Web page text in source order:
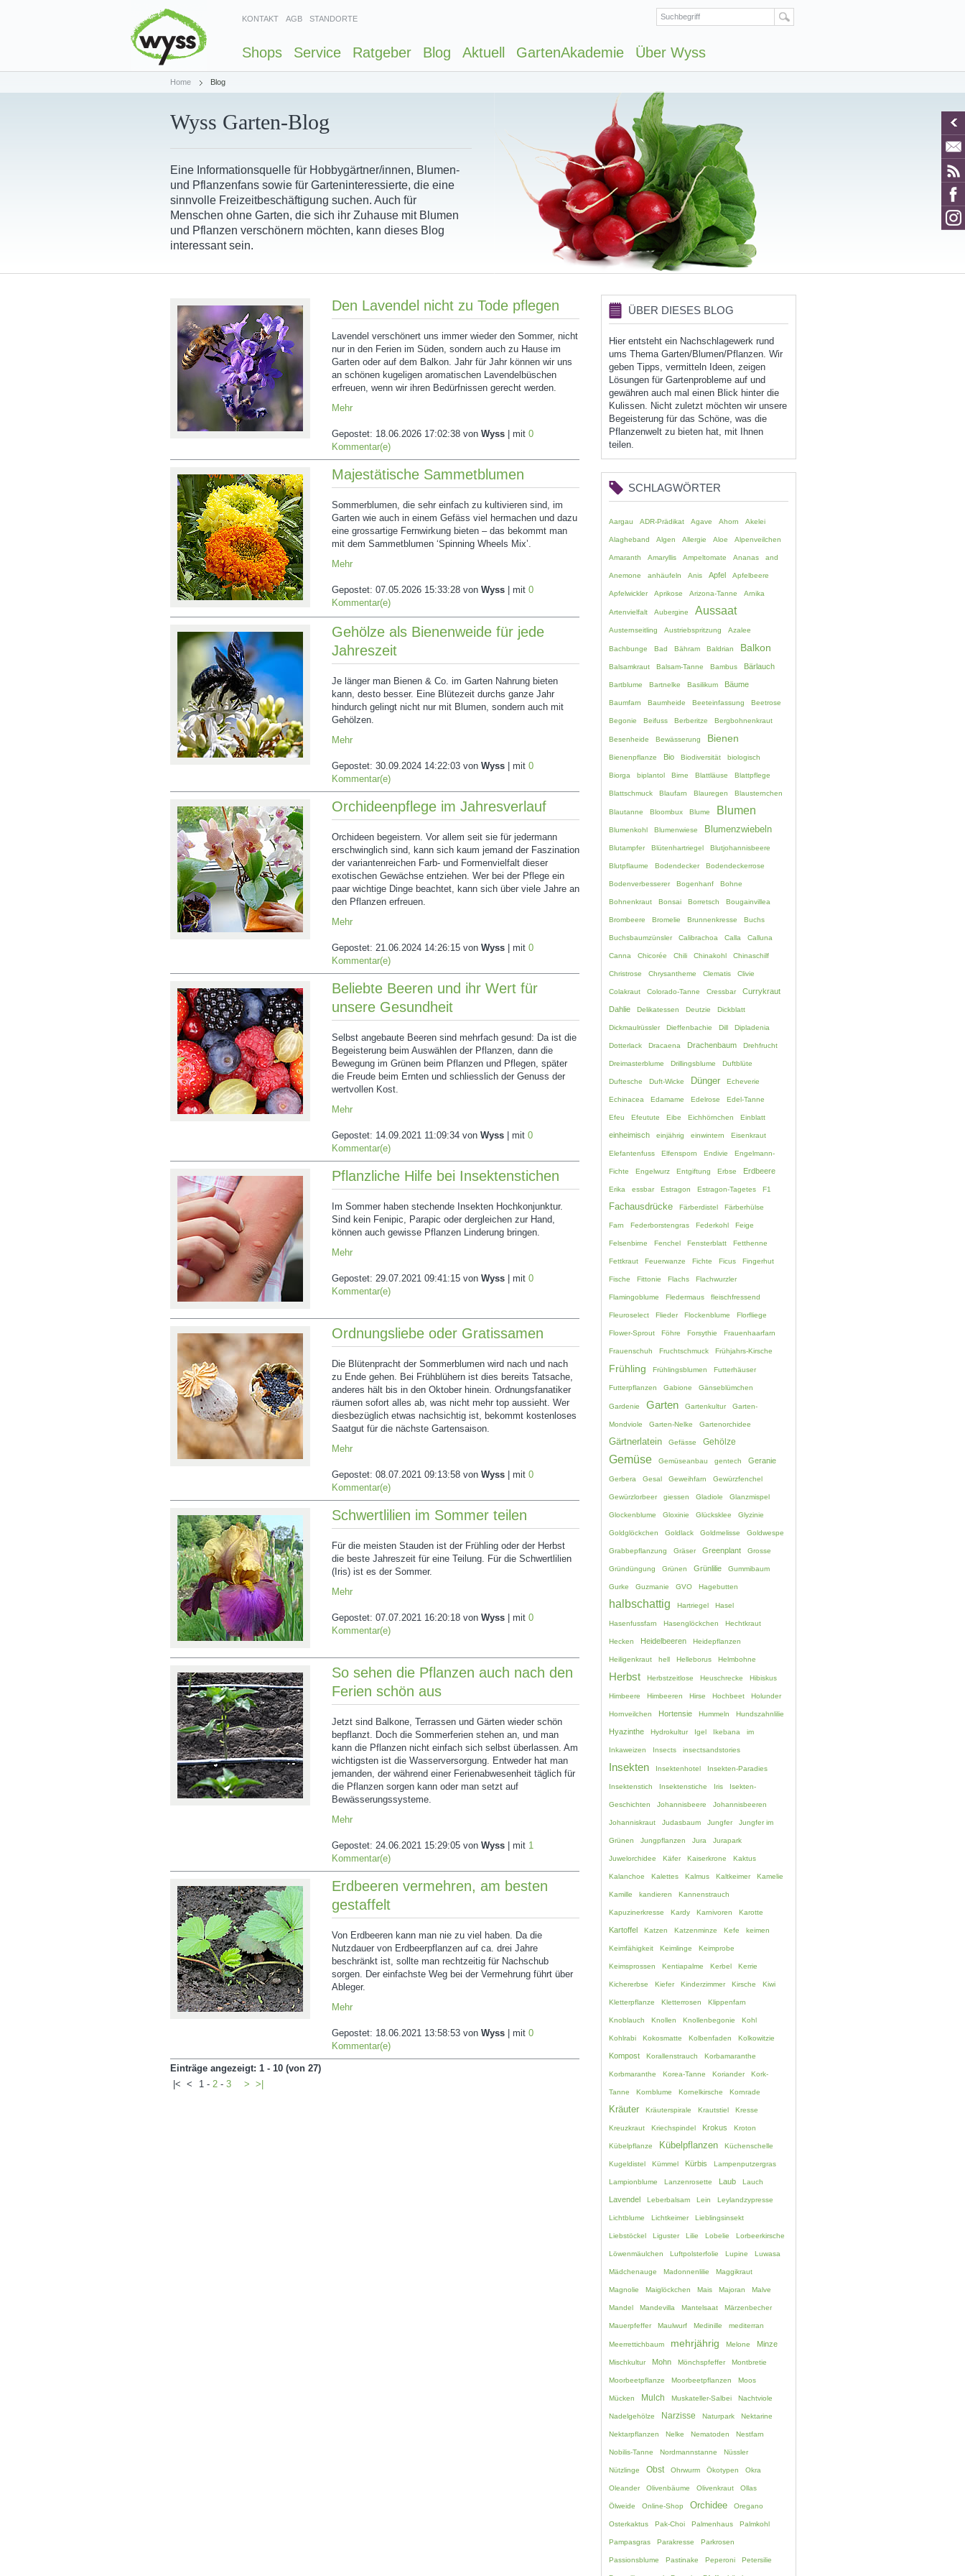
KONTAKT AGB STANDORTE
Shops Service Ratgeber Blog Aktuell GartenAkademie Über Wyss
Home Blog
Wyss Garten-Blog
Eine Informationsquelle für Hobbygärtner/innen, Blumen-
und Pflanzenfans sowie für Garteninteressierte, die eine
sinnvolle Freizeitbeschäftigung suchen. Auch für
Menschen ohne Garten, die sich ihr Zuhause mit Blumen
und Pflanzen verschönern möchten, kann dieses Blog
interessant sein.
Den Lavendel nicht zu Tode pflegen
Lavendel verschönert uns immer wieder den Sommer, nicht
nur in den Ferien im Süden, sondern auch zu Hause im
Garten oder auf dem Balkon. Jahr für Jahr können wir uns
an schönen kugeligen aromatischen Lavendelbüschen
erfreuen, wenn wir ihren Bedürfnissen gerecht werden.
Mehr
Gepostet: 18.06.2026 17:02:38 von Wyss | mit 0
Kommentar(e)
Majestätische Sammetblumen
Sommerblumen, die sehr einfach zu kultivieren sind, im
Garten wie auch in einem Gefäss viel hermachen und dazu
eine grossartige Fernwirkung bieten – das bekommt man
mit dem Sammetblumen ‘Spinning Wheels Mix’.
Mehr
Gepostet: 07.05.2026 15:33:28 von Wyss | mit 0
Kommentar(e)
Gehölze als Bienenweide für jede
Jahreszeit
Je länger man Bienen & Co. im Garten Nahrung bieten
kann, desto besser. Eine Blütezeit durchs ganze Jahr
hindurch gelingt nicht nur mit Blumen, sondern auch mit
Gehölzen.
Mehr
Gepostet: 30.09.2024 14:22:03 von Wyss | mit 0
Kommentar(e)
Orchideenpflege im Jahresverlauf
Orchideen begeistern. Vor allem seit sie für jedermann
erschwinglich sind, kann sich kaum jemand der Faszination
der variantenreichen Farb- und Formenvielfalt dieser
exotischen Gewächse entziehen. Wer bei der Pflege ein
paar wichtige Dinge beachtet, kann sich über viele Jahre an
den Pflanzen erfreuen.
Mehr
Gepostet: 21.06.2024 14:26:15 von Wyss | mit 0
Kommentar(e)
Beliebte Beeren und ihr Wert für
unsere Gesundheit
Selbst angebaute Beeren sind mehrfach gesund: Da ist die
Begeisterung beim Auswählen der Pflanzen, dann die
Bewegung im Grünen beim Pflanzen und Pflegen, später
die Freude beim Ernten und schliesslich der Genuss der
wertvollen Kost.
Mehr
Gepostet: 14.09.2021 11:09:34 von Wyss | mit 0
Kommentar(e)
Pflanzliche Hilfe bei Insektenstichen
Im Sommer haben stechende Insekten Hochkonjunktur.
Sind kein Fenipic, Parapic oder dergleichen zur Hand,
können auch gewisse Pflanzen Linderung bringen.
Mehr
Gepostet: 29.07.2021 09:41:15 von Wyss | mit 0
Kommentar(e)
Ordnungsliebe oder Gratissamen
Die Blütenpracht der Sommerblumen wird nach und nach
zu Ende gehen. Bei Frühblühern ist dies bereits Tatsache,
anderes hält bis in den Oktober hinein. Ordnungsfanatiker
räumen sofort alles ab, was nicht mehr top aussieht. Wer
diesbezüglich etwas nachsichtig ist, bekommt kostenloses
Saatgut für die nächste Gartensaison.
Mehr
Gepostet: 08.07.2021 09:13:58 von Wyss | mit 0
Kommentar(e)
Schwertlilien im Sommer teilen
Für die meisten Stauden ist der Frühling oder der Herbst
die beste Jahreszeit für eine Teilung. Für die Schwertlilien
(Iris) ist es der Sommer.
Mehr
Gepostet: 07.07.2021 16:20:18 von Wyss | mit 0
Kommentar(e)
So sehen die Pflanzen auch nach den
Ferien schön aus
Jetzt sind Balkone, Terrassen und Gärten wieder schön
bepflanzt. Doch die Sommerferien stehen an, und man
kann die Pflanzen nicht einfach sich selbst überlassen. Am
wichtigsten ist die Wasserversorgung. Entweder hat man
jemanden, der während einer Ferienabwesenheit täglich für
die Pflanzen sorgen kann oder man setzt auf
Bewässerungssysteme.
Mehr
Gepostet: 24.06.2021 15:29:05 von Wyss | mit 1
Kommentar(e)
Erdbeeren vermehren, am besten
gestaffelt
Von Erdbeeren kann man nie zu viel haben. Da die
Nutzdauer von Erdbeerpflanzen auf ca. drei Jahre
beschränkt ist, sollte man rechtzeitig für Nachschub
sorgen. Der einfachste Weg bei der Vermehrung führt über
Ableger.
Mehr
Gepostet: 18.06.2021 13:58:53 von Wyss | mit 0
Kommentar(e)
Einträge angezeigt: 1 - 10 (von 27)
|< < 1 - 2 - 3 > >|
ÜBER DIESES BLOG
Hier entsteht ein Nachschlagewerk rund
ums Thema Garten/Blumen/Pflanzen. Wir
geben Tipps, vermitteln Ideen, zeigen
Lösungen für Gartenprobleme auf und
gewähren auch mal einen Blick hinter die
Kulissen. Nicht zuletzt möchten wir unsere
Begeisterung für das Schöne, was die
Pflanzenwelt zu bieten hat, mit Ihnen
teilen.
SCHLAGWÖRTER
Aargau ADR-Prädikat Agave Ahorn Akelei
Alagheband Algen Allergie Aloe Alpenveilchen
Amaranth Amaryllis Ampeltomate Ananas and
Anemone anhäufeln Anis Apfel Apfelbeere
Apfelwickler Aprikose Arizona-Tanne Arnika
Artenvielfalt Aubergine Aussaat
Austernseitling Austriebspritzung Azalee
Bachbunge Bad Bähram Baldrian Balkon
Balsamkraut Balsam-Tanne Bambus Bärlauch
Bartblume Bartnelke Basilikum Bäume
Baumfarn Baumheide Beeteinfassung Beetrose
Begonie Beifuss Berberitze Bergbohnenkraut
Besenheide Bewässerung Bienen
Bienenpflanze Bio Biodiversität biologisch
Biorga biplantol Birne Blattläuse Blattpflege
Blattschmuck Blaufarn Blauregen Blausternchen
Blautanne Bloombux Blume Blumen
Blumenkohl Blumenwiese Blumenzwiebeln
Blutampfer Blütenhartriegel Blutjohannisbeere
Blutpflaume Bodendecker Bodendeckerrose
Bodenverbesserer Bogenhanf Bohne
Bohnenkraut Bonsai Borretsch Bougainvillea
Brombeere Bromelie Brunnenkresse Buchs
Buchsbaumzünsler Calibrachoa Calla Calluna
Canna Chicorée Chili Chinakohl Chinaschilf
Christrose Chrysantheme Clematis Clivie
Colakraut Colorado-Tanne Cressbar Currykraut
Dahlie Delikatessen Deutzie Dickblatt
Dickmaulrüssler Dieffenbachie Dill Dipladenia
Dotterlack Dracaena Drachenbaum Drehfrucht
Dreimasterblume Drillingsblume Duftblüte
Duftesche Duft-Wicke Dünger Echeverie
Echinacea Edamame Edelrose Edel-Tanne
Efeu Efeutute Eibe Eichhörnchen Einblatt
einheimisch einjährig einwintern Eisenkraut
Elefantenfuss Elfensporn Endivie Engelmann-
Fichte Engelwurz Entgiftung Erbse Erdbeere
Erika essbar Estragon Estragon-Tagetes F1
Fachausdrücke Färberdistel Färberhülse
Farn Federborstengras Federkohl Feige
Felsenbirne Fenchel Fensterblatt Fetthenne
Fettkraut Feuerwanze Fichte Ficus Fingerhut
Fische Fittonie Flachs Flachwurzler
Flamingoblume Fledermaus fleischfressend
Fleuroselect Flieder Flockenblume Florfliege
Flower-Sprout Föhre Forsythie Frauenhaarfarn
Frauenschuh Fruchtschmuck Frühjahrs-Kirsche
Frühling Frühlingsblumen Futterhäuser
Futterpflanzen Gabione Gänseblümchen
Gardenie Garten Gartenkultur Garten-
Mondviole Garten-Nelke Gartenorchidee
Gärtnerlatein Gefässe Gehölze
Gemüse Gemüseanbau gentech Geranie
Gerbera Gesal Geweihfarn Gewürzfenchel
Gewürzlorbeer giessen Gladiole Glanzmispel
Glockenblume Gloxinie Glücksklee Glyzinie
Goldglöckchen Goldlack Goldmelisse Goldwespe
Grabbepflanzung Gräser Greenplant Grosse
Gründüngung Grünen Grünlilie Gummibaum
Gurke Guzmanie GVO Hagebutten
halbschattig Hartriegel Hasel
Hasenfussfarn Hasenglöckchen Hechtkraut
Hecken Heidelbeeren Heidepflanzen
Heiligenkraut hell Helleborus Helmbohne
Herbst Herbstzeitlose Heuschrecke Hibiskus
Himbeere Himbeeren Hirse Hochbeet Holunder
Hornveilchen Hortensie Hummeln Hundszahnlilie
Hyazinthe Hydrokultur Igel Ikebana im
Inkaweizen Insects insectsandstories
Insekten Insektenhotel Insekten-Paradies
Insektenstich Insektenstiche Iris Isekten-
Geschichten Johannisbeere Johannisbeeren
Johanniskraut Judasbaum Jungfer Jungfer im
Grünen Jungpflanzen Jura Jurapark
Juwelorchidee Käfer Kaiserkrone Kaktus
Kalanchoe Kalettes Kalmus Kaltkeimer Kamelie
Kamille kandieren Kannenstrauch
Kapuzinerkresse Kardy Karnivoren Karotte
Kartoffel Katzen Katzenminze Kefe keimen
Keimfähigkeit Keimlinge Keimprobe
Keimsprossen Kentiapalme Kerbel Kerrie
Kichererbse Kiefer Kinderzimmer Kirsche Kiwi
Kletterpflanze Kletterrosen Klippenfarn
Knoblauch Knollen Knollenbegonie Kohl
Kohlrabi Kokosmatte Kolbenfaden Kolkowitzie
Kompost Korallenstrauch Korbamaranthe
Korbmaranthe Korea-Tanne Koriander Kork-
Tanne Kornblume Kornelkirsche Kornrade
Kräuter Kräuterspirale Krautstiel Kresse
Kreuzkraut Kriechspindel Krokus Kroton
Kübelpflanze Kübelpflanzen Küchenschelle
Kugeldistel Kümmel Kürbis Lampenputzergras
Lampionblume Lanzenrosette Laub Lauch
Lavendel Leberbalsam Lein Leylandzypresse
Lichtblume Lichtkeimer Lieblingsinsekt
Liebstöckel Liguster Lilie Lobelie Lorbeerkirsche
Löwenmäulchen Luftpolsterfolie Lupine Luwasa
Mädchenauge Madonnenlilie Maggikraut
Magnolie Maiglöckchen Mais Majoran Malve
Mandel Mandevilla Mantelsaat Märzenbecher
Mauerpfeffer Maulwurf Medinille mediterran
Meerrettichbaum mehrjährig Melone Minze
Mischkultur Mohn Mönchspfeffer Montbretie
Moorbeetpflanze Moorbeetpflanzen Moos
Mücken Mulch Muskateller-Salbei Nachtviole
Nadelgehölze Narzisse Naturpark Nektarine
Nektarpflanzen Nelke Nematoden Nestfarn
Nobilis-Tanne Nordmannstanne Nüssler
Nützlinge Obst Ohrwurm Ökotypen Okra
Oleander Olivenbäume Olivenkraut Ollas
Ölweide Online-Shop Orchidee Oregano
Osterkaktus Pak-Choi Palmenhaus Palmkohl
Pampasgras Parakresse Parkrosen
Passionsblume Pastinake Peperoni Petersilie